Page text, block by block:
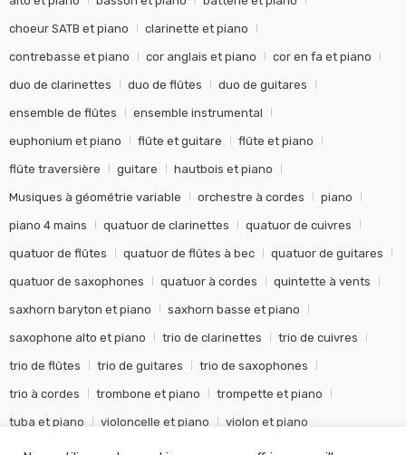
choeur SATB et piano clarinette et piano
contrebasse et piano cor anglais et piano cor en fa et piano
duo de clarinettes duo de flûtes duo de guitares
ensemble de flûtes ensemble instrumental
euphonium et piano flûte et guitare flûte et piano
flûte traversière guitare hautbois et piano
Musiques à géométrie variable orchestre à cordes piano
piano 4 mains quatuor de clarinettes quatuor de cuivres
quatuor de flûtes quatuor de flûtes à bec quatuor de guitares
quatuor de saxophones quatuor à cordes quintette à vents
saxhorn baryton et piano saxhorn basse et piano
saxophone alto et piano trio de clarinettes trio de cuivres
trio de flûtes trio de guitares trio de saxophones
trio à cordes trombone et piano trompette et piano
tuba et piano violoncelle et piano violon et piano